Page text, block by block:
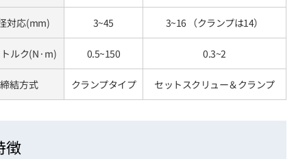
対応(mm) 3~45 3~16 （クランプは14）
ルク(N·m) 0.5~150 0.3~2
締結方式 クランプタイプ セットスクリュー＆クランプ
徴